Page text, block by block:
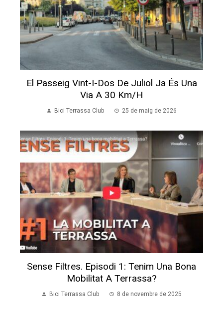
El Passeig Vint-I-Dos De Juliol Ja És Una
Via A 30 Km/h
Bici Terrassa Club 25 de maig de 2026
Sense Filtres. Episodi 1: Tenim Una Bona
Mobilitat A Terrassa?
Bici Terrassa Club 8 de novembre de 2025